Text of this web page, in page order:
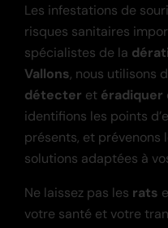
Les infestations de
risques sanitaires
spécialistes de la
Vallons, nous utilisons
détecter et éradiquer
identifions les points
présents, et prévenons
solutions adaptées à
Ne laissez pas les rats
votre santé et votre